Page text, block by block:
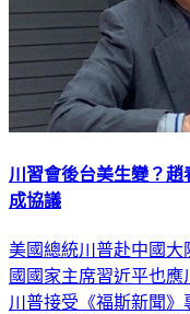
川習會後台美生變？
成協議
美國總統川普赴中國大
國國家主席習近平也應
川普接受《福斯新聞》